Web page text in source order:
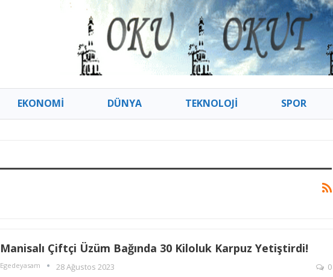
EKONOMİ DÜNYA TEKNOLOJİ SPOR
Manisalı Çiftçi Üzüm Bağında 30 Kiloluk Karpuz Yetiştirdi!
Egedeyasam 28 Ağustos 2023
0